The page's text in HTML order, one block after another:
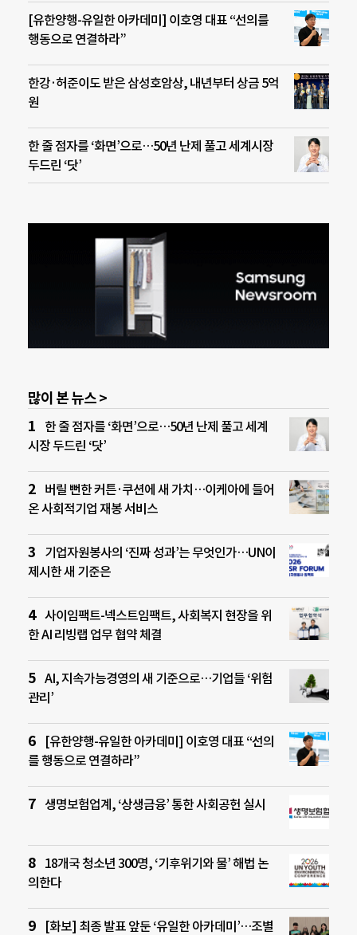
[유한양행-유일한 아카데미] 이호영 대표 “선의를
행동으로 연결하라”
한강·허준이도 받은 삼성호암상, 내년부터 상금 5억
원
한 줄 점자를 ‘화면’으로…50년 난제 풀고 세계시장
두드린 ‘닷’
많이 본 뉴스 >
한 줄 점자를 ‘화면’으로…50년 난제 풀고 세계
시장 두드린 ‘닷’
버릴 뻔한 커튼·쿠션에 새 가치…이케아에 들어
온 사회적기업 재봉 서비스
기업자원봉사의 ‘진짜 성과’는 무엇인가…UN이
제시한 새 기준은
사이임팩트-넥스트임팩트, 사회복지 현장을 위
한 AI 리빙랩 업무 협약 체결
AI, 지속가능경영의 새 기준으로…기업들 ‘위험
관리’
[유한양행-유일한 아카데미] 이호영 대표 “선의
를 행동으로 연결하라”
생명보험업계, ‘상생금융’ 통한 사회공헌 실시
18개국 청소년 300명, ‘기후위기와 물’ 해법 논
의한다
[화보] 최종 발표 앞둔 ‘유일한 아카데미’…조별